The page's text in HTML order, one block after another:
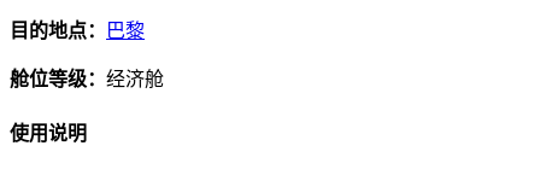
目的地点： 巴黎
舱位等级： 经济舱
使用说明